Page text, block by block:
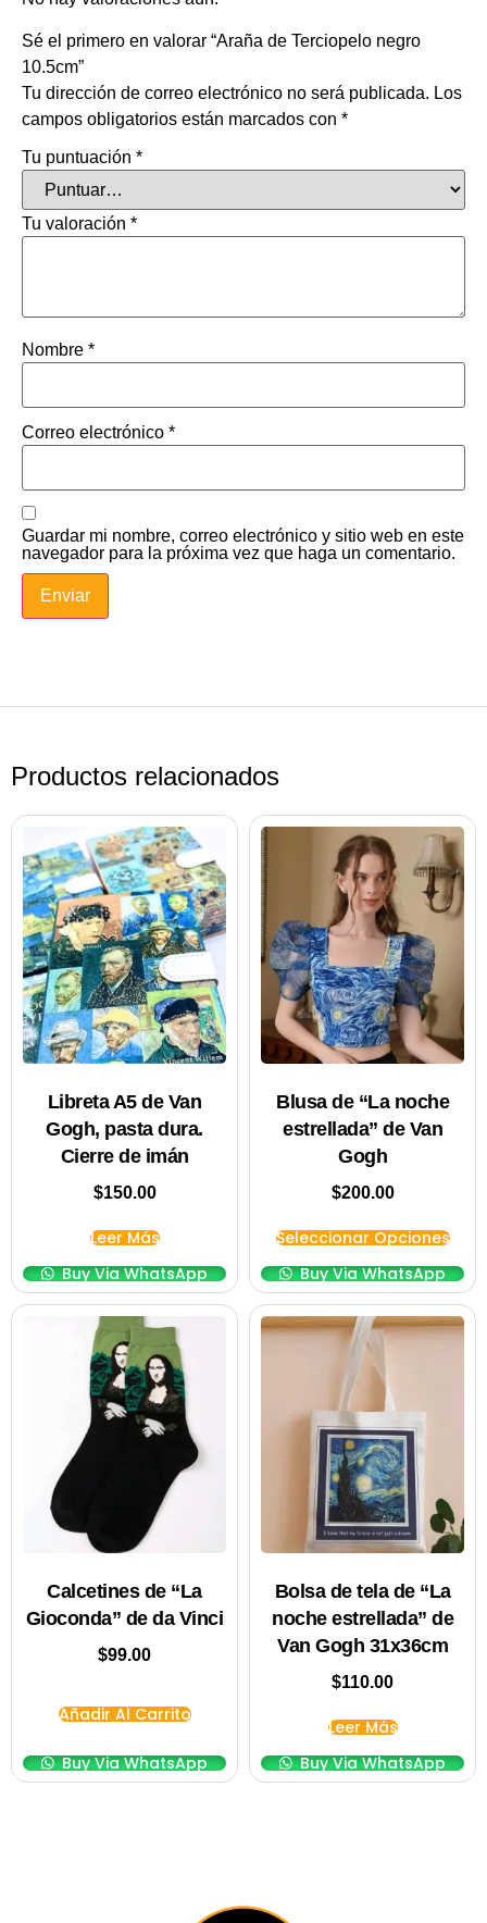
Sé el primero en valorar “Araña de Terciopelo negro
10.5cm”
Tu dirección de correo electrónico no será publicada. Los
campos obligatorios están marcados con *
Tu puntuación *
Tu valoración *
Nombre *
Correo electrónico *
Guardar mi nombre, correo electrónico y sitio web en este
navegador para la próxima vez que haga un comentario.
Productos relacionados
Libreta A5 de Van
Gogh, pasta dura.
Cierre de imán
$150.00
Leer Más
Buy Via WhatsApp
Blusa de “La noche
estrellada” de Van
Gogh
$200.00
Seleccionar Opciones
Buy Via WhatsApp
Calcetines de “La
Gioconda” de da Vinci
$99.00
Añadir Al Carrito
Buy Via WhatsApp
Bolsa de tela de “La
noche estrellada” de
Van Gogh 31x36cm
$110.00
Leer Más
Buy Via WhatsApp